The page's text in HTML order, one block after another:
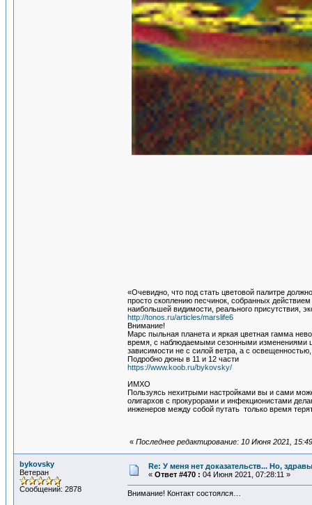
«Очевидно, что под стать цветовой палитре
просто скоплению песчинок, собранных
наибольшей видимости, реального присутствия,
http://tonos.ru/articles/marslife6
Внимание!
Марс пыльная планета и яркая цветная гамма
время, с наблюдаемыми сезонными изменениями
зависимости не с силой ветра, а с освещенностью,
Подробно дюны в 11 и 12 части
https://www.koob.ru/bykovsky/
ИМХО
Пользуясь нехитрыми настройками вы и сами
олигархов с прокурорами и инфекционистами
инженеров между собой путать только время
« Последнее редактирование: 10 Июня 2021,
bykovsky
Ветеран
Сообщений: 2878
Re: У меня нет доказательств... Но,
« Ответ #470 : 04 Июня 2021, 07:28:11 »
Внимание! Контакт состоялся…